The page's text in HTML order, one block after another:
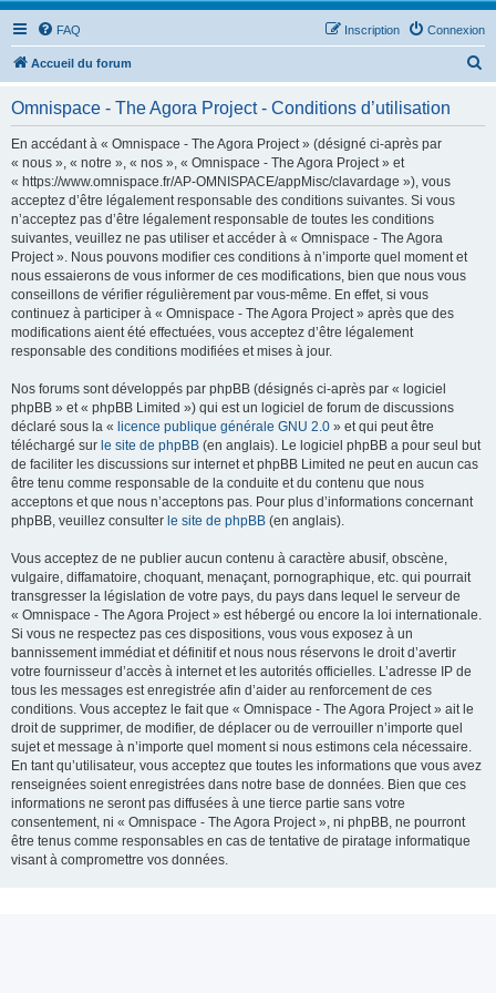
FAQ Connexion
Inscription
Accueil du forum
Omnispace - The Agora Project - Conditions d’utilisation
En accédant à « Omnispace - The Agora Project » (désigné ci-après par
« nous », « notre », « nos », « Omnispace - The Agora Project » et
« https://www.omnispace.fr/AP-OMNISPACE/appMisc/clavardage »), vous
acceptez d’être légalement responsable des conditions suivantes. Si vous
n’acceptez pas d’être légalement responsable de toutes les conditions
suivantes, veuillez ne pas utiliser et accéder à « Omnispace - The Agora
Project ». Nous pouvons modifier ces conditions à n’importe quel moment et
nous essaierons de vous informer de ces modifications, bien que nous vous
conseillons de vérifier régulièrement par vous-même. En effet, si vous
continuez à participer à « Omnispace - The Agora Project » après que des
modifications aient été effectuées, vous acceptez d’être légalement
responsable des conditions modifiées et mises à jour.
Nos forums sont développés par phpBB (désignés ci-après par « logiciel
phpBB » et « phpBB Limited ») qui est un logiciel de forum de discussions
déclaré sous la « licence publique générale GNU 2.0 » et qui peut être
téléchargé sur le site de phpBB (en anglais). Le logiciel phpBB a pour seul but
de faciliter les discussions sur internet et phpBB Limited ne peut en aucun cas
être tenu comme responsable de la conduite et du contenu que nous
acceptons et que nous n’acceptons pas. Pour plus d’informations concernant
phpBB, veuillez consulter le site de phpBB (en anglais).
Vous acceptez de ne publier aucun contenu à caractère abusif, obscène,
vulgaire, diffamatoire, choquant, menaçant, pornographique, etc. qui pourrait
transgresser la législation de votre pays, du pays dans lequel le serveur de
« Omnispace - The Agora Project » est hébergé ou encore la loi internationale.
Si vous ne respectez pas ces dispositions, vous vous exposez à un
bannissement immédiat et définitif et nous nous réservons le droit d’avertir
votre fournisseur d’accès à internet et les autorités officielles. L’adresse IP de
tous les messages est enregistrée afin d’aider au renforcement de ces
conditions. Vous acceptez le fait que « Omnispace - The Agora Project » ait le
droit de supprimer, de modifier, de déplacer ou de verrouiller n’importe quel
sujet et message à n’importe quel moment si nous estimons cela nécessaire.
En tant qu’utilisateur, vous acceptez que toutes les informations que vous avez
renseignées soient enregistrées dans notre base de données. Bien que ces
informations ne seront pas diffusées à une tierce partie sans votre
consentement, ni « Omnispace - The Agora Project », ni phpBB, ne pourront
être tenus comme responsables en cas de tentative de piratage informatique
visant à compromettre vos données.